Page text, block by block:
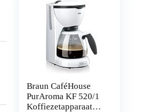
Braun CaféHouse
PurAroma KF 520/1
Koffiezetapparaat